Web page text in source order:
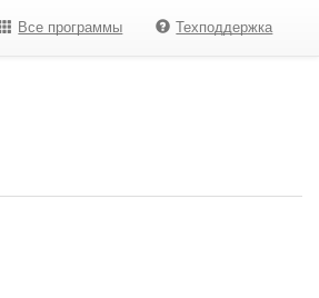
Все программы Техподдержка